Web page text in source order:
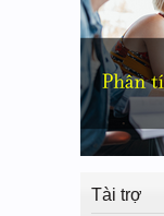
Tài trợ